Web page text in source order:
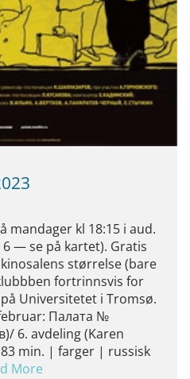
mandager kl 18:15 i aud.
6 — se på kartet). Gratis
størrelse (bare
fortrinnsvis for
Universitetet i Tromsø.
Палата №
6. avdeling (Karen
min. | farger | russisk
More